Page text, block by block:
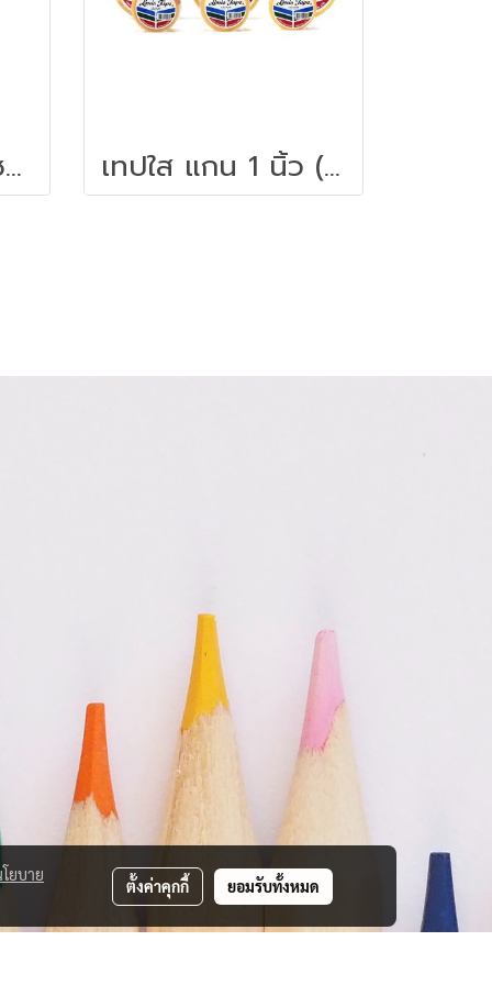
กาวสารพัดประโยชน์ 60 มล. UHU เทปใส แกน 1 นิ้ว (3/4 นิ้วx36 หลา) หลุยส์
ยบาย
ตั้งค่าคุกกี้ ยอมรับทั้งหมด